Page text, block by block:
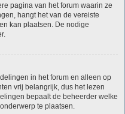
pagina van het forum waarin ze
hangt het van de vereiste
kan plaatsen. De nodige
in het forum en alleen op
vrij belangrijk, dus het lezen
bepaalt de beheerder welke
te plaatsen.